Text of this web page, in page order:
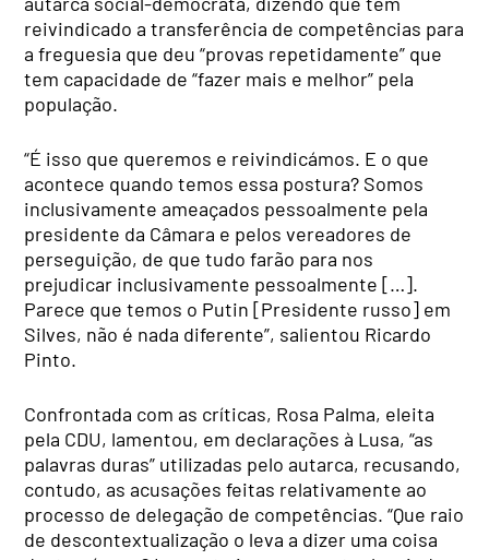
reivindicado a transferência de competências para
a freguesia que deu “provas repetidamente” que
tem capacidade de “fazer mais e melhor” pela
população.
“É isso que queremos e reivindicámos. E o que
acontece quando temos essa postura? Somos
inclusivamente ameaçados pessoalmente pela
presidente da Câmara e pelos vereadores de
perseguição, de que tudo farão para nos
prejudicar inclusivamente pessoalmente […].
Parece que temos o Putin [Presidente russo] em
Silves, não é nada diferente”, salientou Ricardo
Pinto.
Confrontada com as críticas, Rosa Palma, eleita
pela CDU, lamentou, em declarações à Lusa, “as
palavras duras” utilizadas pelo autarca, recusando,
contudo, as acusações feitas relativamente ao
processo de delegação de competências. “Que raio
de descontextualização o leva a dizer uma coisa